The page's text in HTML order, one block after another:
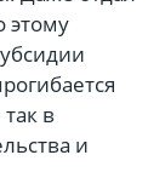
этому
в
и